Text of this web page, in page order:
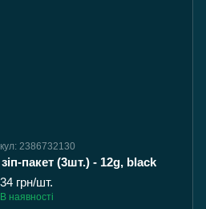
2386732130
пакет (3шт.) - 12g, black
34 грн/шт.
В наявності